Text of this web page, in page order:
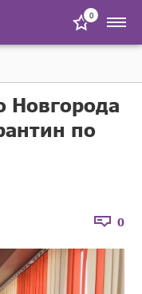
0
Новгорода
по
0